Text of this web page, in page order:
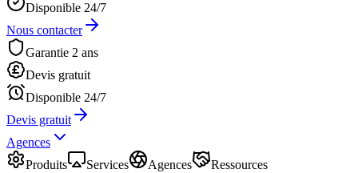
Disponible 24/7
Nous contacter
Garantie 2 ans
Devis gratuit
Disponible 24/7
Devis gratuit
Agences
Produits
Services Agences
Ressources